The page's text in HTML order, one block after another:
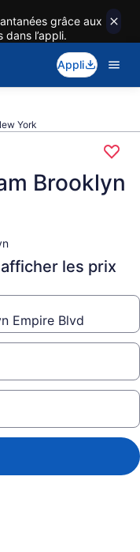
grâce aux
l’appli.
Appli
York
Brooklyn
les prix
Empire Blvd